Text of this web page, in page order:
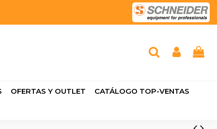
OFERTAS Y OUTLET CATÁLOGO TOP-VENTAS